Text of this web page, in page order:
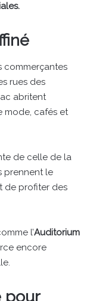
commerçantes
rues des
abritent
mode, cafés et
de celle de la
prennent le
de profiter des
l’Auditorium
encore
pour